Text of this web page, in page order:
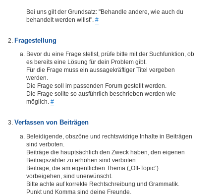
Bei uns gilt der Grundsatz: "Behandle andere, wie auch du
behandelt werden willst". #
Fragestellung
Bevor du eine Frage stellst, prüfe bitte mit der Suchfunktion, ob
es bereits eine Lösung für dein Problem gibt.
Für die Frage muss ein aussagekräftiger Titel vergeben
werden.
Die Frage soll im passenden Forum gestellt werden.
Die Frage sollte so ausführlich beschrieben werden wie
möglich. #
Verfassen von Beiträgen
Beleidigende, obszöne und rechtswidrige Inhalte in Beiträgen
sind verboten.
Beiträge die hauptsächlich den Zweck haben, den eigenen
Beitragszähler zu erhöhen sind verboten.
Beiträge, die am eigentlichen Thema („Off-Topic“)
vorbeigehen, sind unerwünscht.
Bitte achte auf korrekte Rechtschreibung und Grammatik.
Punkt und Komma sind deine Freunde.